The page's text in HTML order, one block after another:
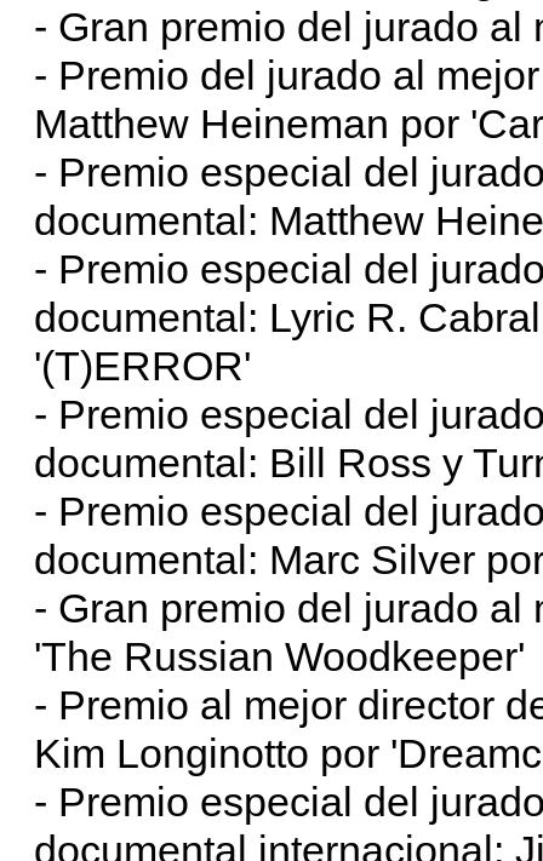
- Gran premio del jurado al
- Premio del jurado al
Matthew Heineman por
- Premio especial del
documental: Matthew
- Premio especial del
documental: Lyric R.
'(T)ERROR'
- Premio especial del
documental: Bill Ross y
- Premio especial del
documental: Marc Silver
- Gran premio del jurado
'The Russian Woodkeeper'
- Premio al mejor director
Kim Longinotto por
- Premio especial del
documental internacional: